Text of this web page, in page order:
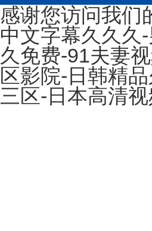
感谢您访问我们
中文字幕久久久
久免费-91夫妻
区影院-日韩精
三区-日本高清